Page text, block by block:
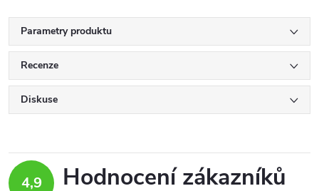
Parametry produktu
Recenze
Diskuse
4,9 Hodnocení zákazníků